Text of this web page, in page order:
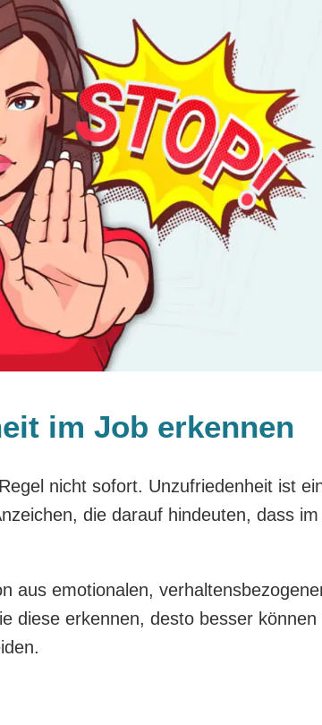
im Job erkennen
nicht sofort. Unzufriedenheit ist
die darauf hindeuten, dass im
aus emotionalen,
diese erkennen, desto besser können